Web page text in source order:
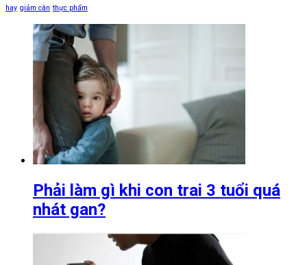
hay giảm cân thực phẩm
Phải làm gì khi con trai 3 tuổi quá
nhát gan?